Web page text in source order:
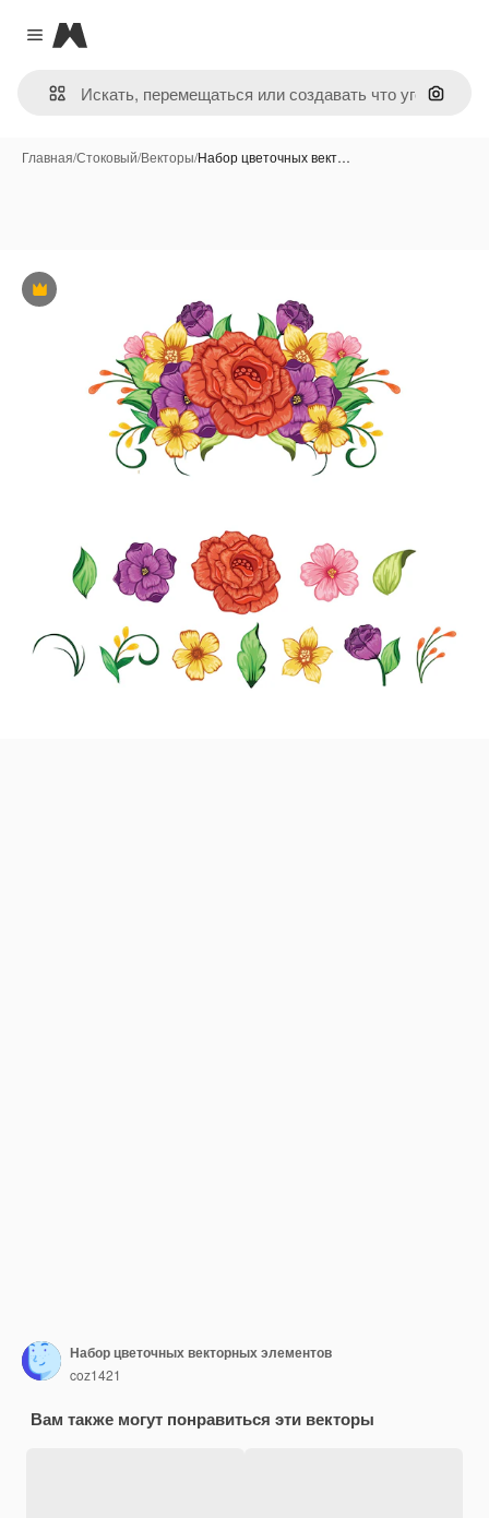
Close menu
Magnific
Поиск
Главная/Стоковый/Векторы/Набор цветочных вект…
Премиум
Набор цветочных векторных элементов
coz1421
Вам также могут понравиться эти векторы